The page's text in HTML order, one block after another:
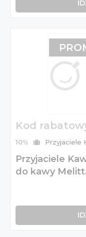
Kod
10% Przyjaciele
Przyjaciele
do kawy